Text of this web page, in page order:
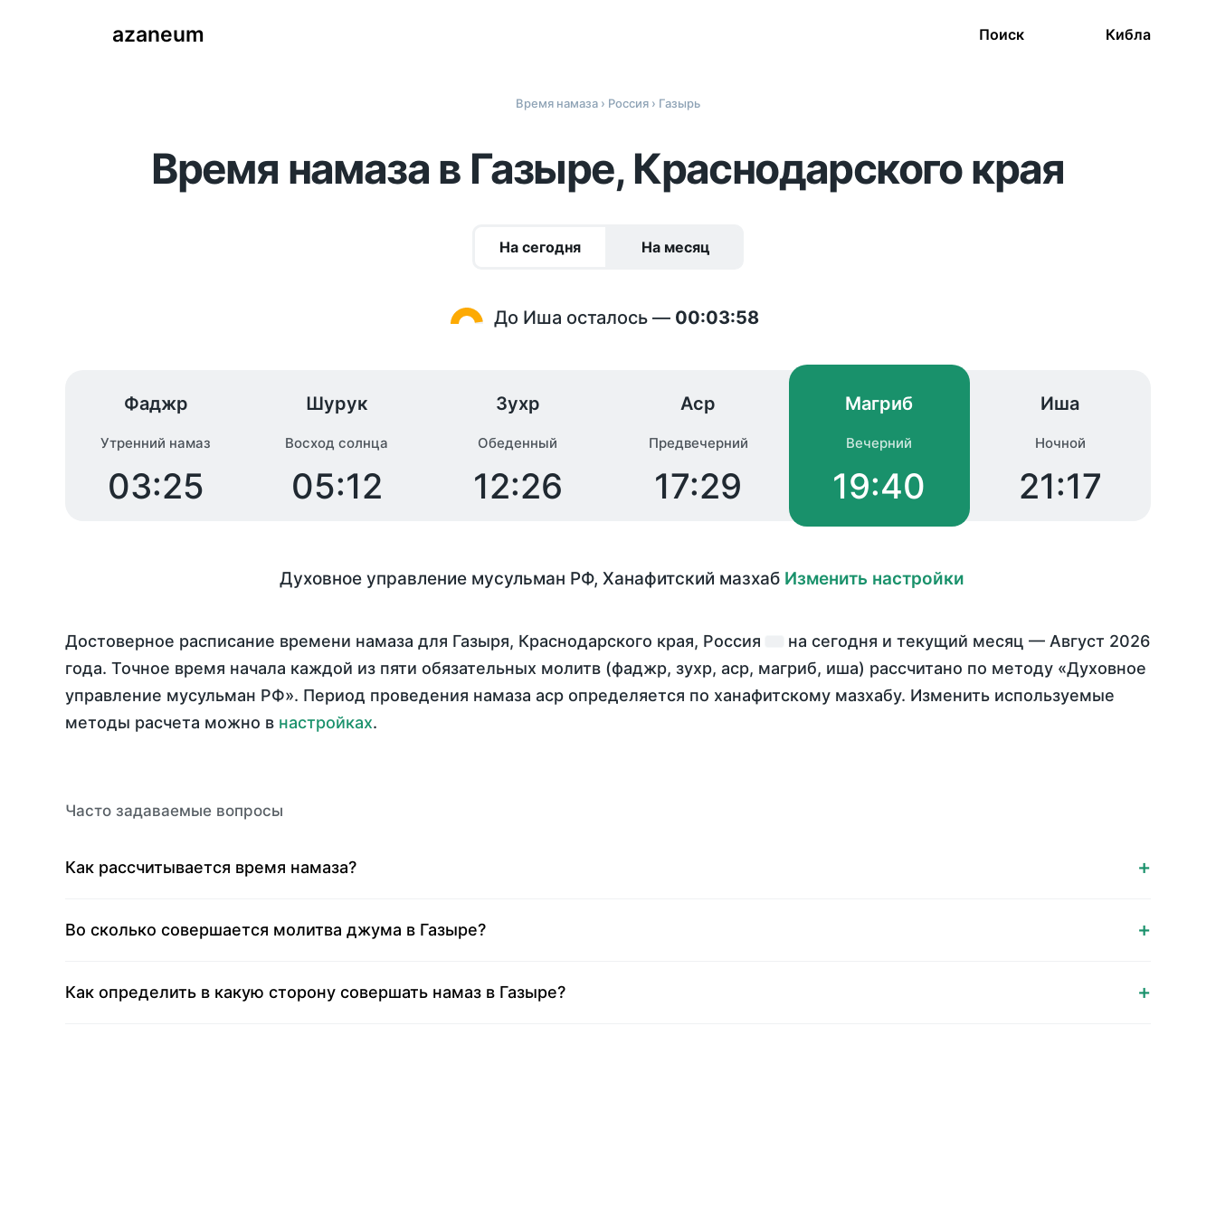
azaneum Поиск Кибла
Время намаза › Россия › Газырь
Время намаза в Газыре, Краснодарского края
На сегодня На месяц
До Иша осталось — 00:03:58
Фаджр
Утренний намаз
03:25
Шурук
Восход солнца
05:12
Зухр
Обеденный
12:26
Аср
Предвечерний
17:29
Магриб
Вечерний
19:40
Иша
Ночной
21:17
Духовное управление мусульман РФ, Ханафитский мазхаб Изменить настройки
Достоверное расписание времени намаза для Газыря, Краснодарского края, Россия на сегодня и текущий месяц — Август 2026
года. Точное время начала каждой из пяти обязательных молитв (фаджр, зухр, аср, магриб, иша) рассчитано по методу «Духовное
управление мусульман РФ». Период проведения намаза аср определяется по ханафитскому мазхабу. Изменить используемые
методы расчета можно в настройках.
Часто задаваемые вопросы
Как рассчитывается время намаза?
Во сколько совершается молитва джума в Газыре?
Как определить в какую сторону совершать намаз в Газыре?